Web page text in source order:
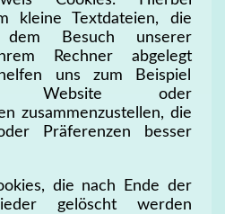
kleine Textdateien, die
Besuch unserer
Rechner abgelegt
uns zum Beispiel
Website oder
zusammenzustellen, die
Präferenzen besser
die nach Ende der
gelöscht werden